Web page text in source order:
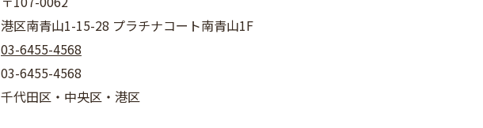
港区南青山1-15-28 プラチナコート南青山1F
03-6455-4568
03-6455-4568
千代田区・中央区・港区